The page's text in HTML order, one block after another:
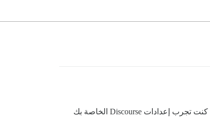
لقد كنت أستكشف إمكانيات Discourse وأنشأت نصًا برمجيًا بلغة Python لتسهيل الاختبار لأي شخص يقوم ببناء أو إدارة منتدى. إذا كنت تجرب إعدادات Discourse الخاصة بك